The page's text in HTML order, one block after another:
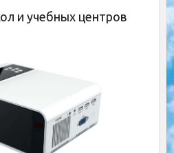
и учебных центров